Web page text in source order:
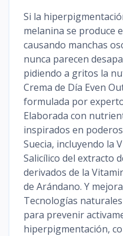
Si la
melanina se produce
causando manchas
nunca parecen
pidiendo a gritos la
Crema de Día Even
formulada por
Elaborada con
inspirados en
Suecia, incluyendo la
Salicílico del extracto
derivados de la
de Arándano. Y
Tecnologías
para prevenir
hiperpigmentación,